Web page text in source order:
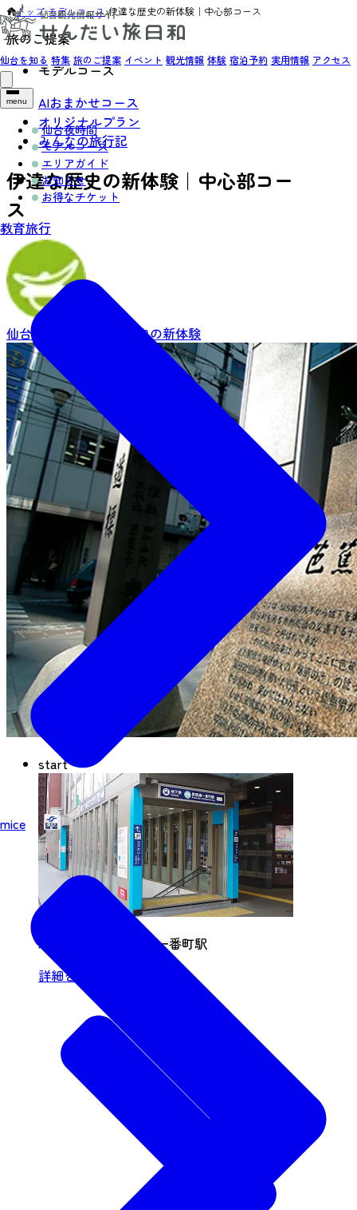
仙台を知る 特集 旅のご提案 イベント 観光情報 体験 宿泊予約 実用情報 アクセス
menu
仙台夜時間
モデルコース
エリアガイド
お知らせ
お得なチケット
教育旅行
mice
トップ›モデルコース›伊達な歴史の新体験｜中心部コース
旅のご提案
モデルコース
AIおまかせコース
オリジナルプラン
みんなの旅行記
伊達な歴史の新体験｜中心部コー
ス
仙台市中心部 伊達な歴史の新体験
start
地下鉄東西線 青葉通一番町駅
詳細を見る